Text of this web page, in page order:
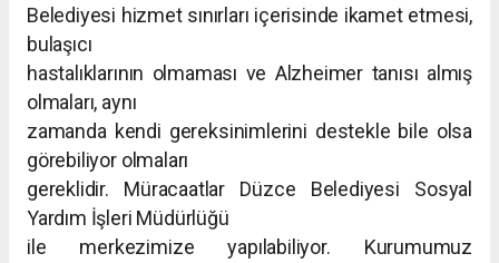
Belediyesi hizmet sınırları içerisinde ikamet etmesi,
bulaşıcı
hastalıklarının olmaması ve Alzheimer tanısı almış
olmaları, aynı
zamanda kendi gereksinimlerini destekle bile olsa
görebiliyor olmaları
gereklidir. Müracaatlar Düzce Belediyesi Sosyal
Yardım İşleri Müdürlüğü
ile merkezimize yapılabiliyor. Kurumumuz